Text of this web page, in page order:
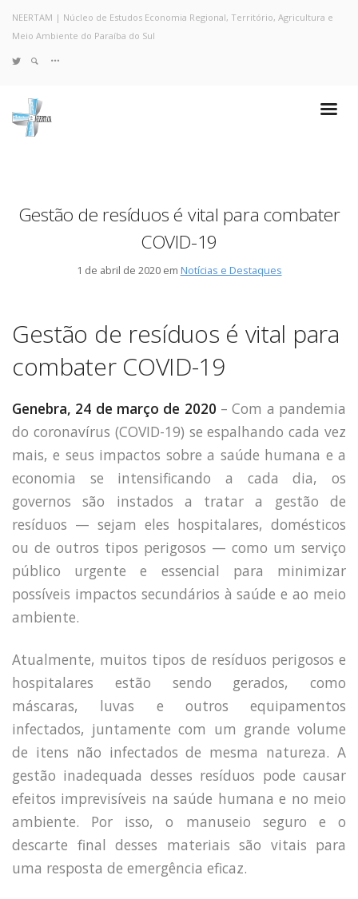
Resultados
Coleta no Estado do RJ
Grupo de Pesquisa
Pesquisadores
Capacidade de Suporte do Ecossistema
Instrumentos Econômicos na Poluição
Instrumento de Comando e Controle
Princípio do Poluidor Pagador
Nível Ótimo de Poluição
Pigou e poluição
Ronald Coase e Poluição
Críticas ao Teorema
Economia do Setor Público e Meio Ambiente
Parceiros
Publicações
NEERTAM | Núcleo de Estudos Economia Regional, Território, Agricultura e
Meio Ambiente do Paraíba do Sul
Gestão de resíduos é vital para combater
COVID-19
1 de abril de 2020 em Notícias e Destaques
Gestão de resíduos é vital para
combater COVID-19
Genebra, 24 de março de 2020 – Com a pandemia
do coronavírus (COVID-19) se espalhando cada vez
mais, e seus impactos sobre a saúde humana e a
economia se intensificando a cada dia, os
governos são instados a tratar a gestão de
resíduos — sejam eles hospitalares, domésticos
ou de outros tipos perigosos — como um serviço
público urgente e essencial para minimizar
possíveis impactos secundários à saúde e ao meio
ambiente.
Atualmente, muitos tipos de resíduos perigosos e
hospitalares estão sendo gerados, como
máscaras, luvas e outros equipamentos
infectados, juntamente com um grande volume
de itens não infectados de mesma natureza. A
gestão inadequada desses resíduos pode causar
efeitos imprevisíveis na saúde humana e no meio
ambiente. Por isso, o manuseio seguro e o
descarte final desses materiais são vitais para
uma resposta de emergência eficaz.